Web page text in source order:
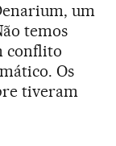
um
temos
conflito
Os
tiveram